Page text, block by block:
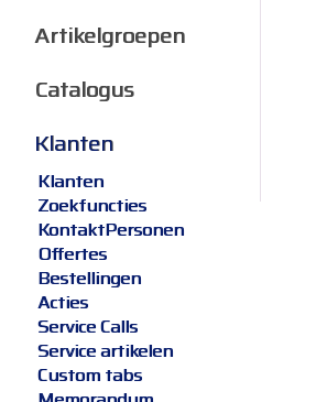
Artikelgroepen
Catalogus
Klanten
Klanten
Zoekfuncties
KontaktPersonen
Offertes
Bestellingen
Acties
Service Calls
Service artikelen
Custom tabs